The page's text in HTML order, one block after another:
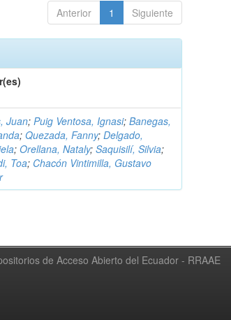
Anterior 1 Siguiente
Juan;Puig Ventosa, Ignasi;Banegas,
;Quezada, Fanny;Delgado,
;Orellana, Nataly;Saquisilí, Silvia;
Toa; Chacón Vintimilla, Gustavo
de Acceso Abierto del Ecuador - RRAAE